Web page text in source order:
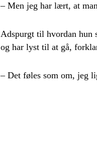
– Men jeg har lært, at
Adspurgt til hvordan hun
og har lyst til at gå,
– Det føles som om, jeg